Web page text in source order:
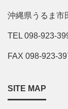
沖縄県うるま市
TEL 098-923-
FAX 098-923-
SITE MAP